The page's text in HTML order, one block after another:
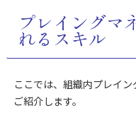
プレイングマ
れるスキル
ここでは、組織内プレイ
ご紹介します。